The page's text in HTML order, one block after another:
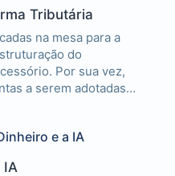
Tributária
na mesa para a
do
Por sua vez,
a serem adotadas
IA